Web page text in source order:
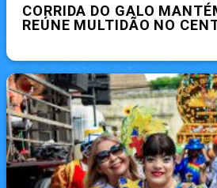
CORRIDA DO GALO
REÚNE MULTIDÃO NO